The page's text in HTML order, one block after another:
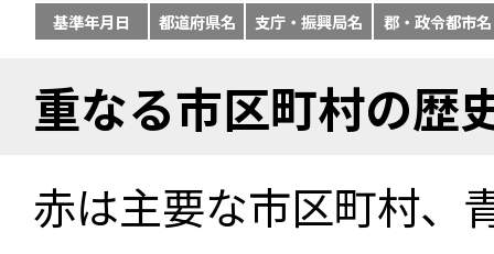
基準年月日
都道府県名 支庁・振興局名 郡・政令都市名
重なる市区町村の歴
赤は主要な市区町村、